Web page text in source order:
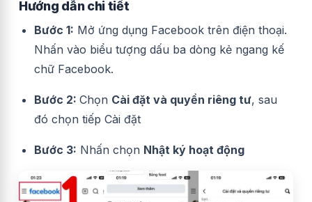
Hướng dẫn chi tiết
Bước 1: Mở ứng dụng Facebook trên điện thoại.
Nhấn vào biểu tượng dấu ba dòng kẻ ngang kế
chữ Facebook.
Bước 2: Chọn Cài đặt và quyền riêng tư, sau
đó chọn tiếp Cài đặt
Bước 3: Nhấn chọn Nhật ký hoạt động